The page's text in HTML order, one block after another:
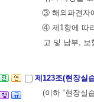
③ 해외파견자
④ 제1항에 따
고 및 납부,
제123조(현장실
(이하 “현장실